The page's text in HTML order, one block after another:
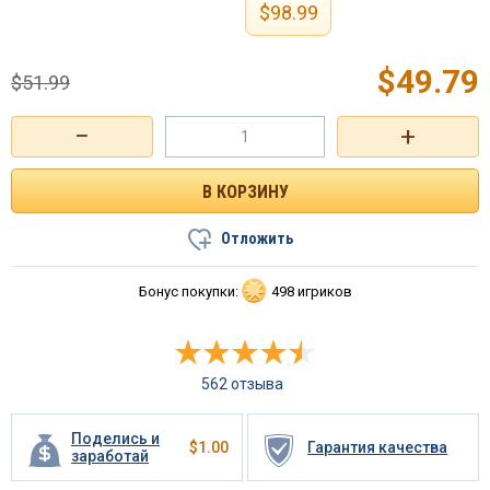
+
−
$49.79
$51.99
Отложить
Бонус покупки: 498 игриков
562 отзыва
Поделись и
заработай
$1.00 Гарантия качества
$98.99